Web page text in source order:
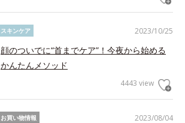
2023/10/25
スキンケア
顔のついでに“首までケア”！今夜から始める
かんたんメソッド
4443 view
2023/08/04
お買い物情報